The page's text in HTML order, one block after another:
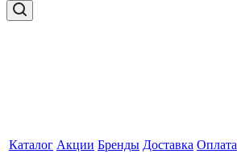
Каталог Акции Бренды Доставка Оплата